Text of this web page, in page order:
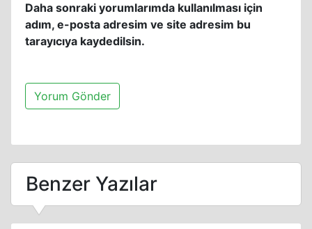
Daha sonraki yorumlarımda kullanılması için
adım, e-posta adresim ve site adresim bu
tarayıcıya kaydedilsin.
Benzer Yazılar